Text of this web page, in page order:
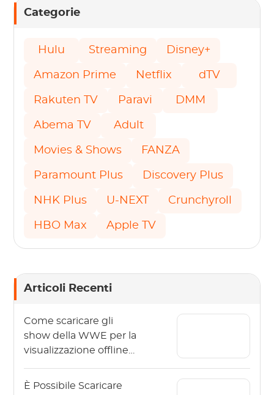
Categorie
Hulu Streaming Disney+
Amazon Prime Netflix dTV
Rakuten TV Paravi DMM
Abema TV Adult
Movies & Shows FANZA
Paramount Plus Discovery Plus
NHK Plus U-NEXT Crunchyroll
HBO Max Apple TV
Articoli Recenti
Come scaricare gli
show della WWE per la
visualizzazione offline
È Possibile Scaricare